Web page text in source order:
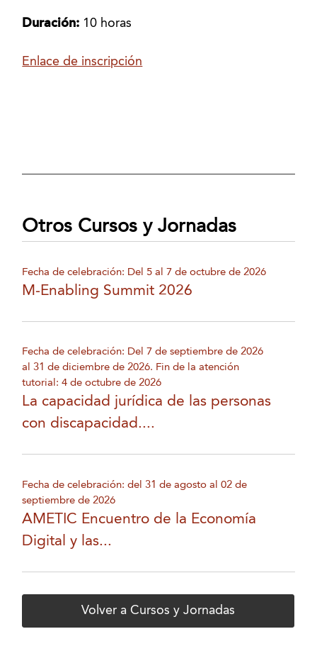
Duración: 10 horas
Enlace de inscripción
Otros Cursos y Jornadas
Fecha de celebración: Del 5 al 7 de octubre de 2026
M-Enabling Summit 2026
Fecha de celebración: Del 7 de septiembre de 2026
al 31 de diciembre de 2026. Fin de la atención
tutorial: 4 de octubre de 2026
La capacidad jurídica de las personas
con discapacidad....
Fecha de celebración: del 31 de agosto al 02 de
septiembre de 2026
AMETIC Encuentro de la Economía
Digital y las...
Volver a Cursos y Jornadas